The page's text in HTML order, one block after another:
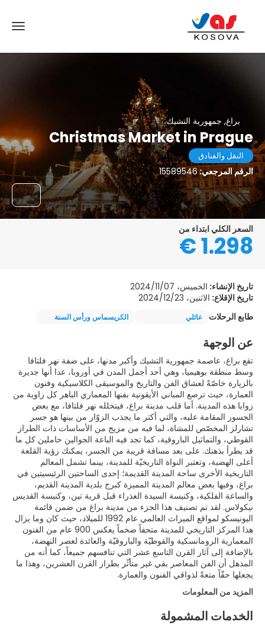
براغ, جمهورية التشيك
Christmas Market in Prague
النقل والفنادق
الرقم المرجعي:15589546
السعر الكلي ابتداء من
1.298 €
تاريخ الإنشاء: الخميس، 2024/11/07
تاريخ الإقلاع: الاثنين، 2024/12/23
طابع الرحلات
عائلي الكريسماس ورأس السنة
عن الوجهة
تقع براغ، عاصمة جمهورية التشيك وأكبر مدنها، على ضفة نهر فلتافا
وسط منطقة بوهيميا، وهي أحد أجمل المدن في أوروبا، عدا أنها جديرة
بالزيارة خاصّةً لعشاق الفن والتاريخ والموسيقى الكلاسيكية وفنون
العمارة، حيث ترصع المباني الأيقونية بفنها المعماري الباهر كل زاوية من
زوايا هذه المدينة. أما قلب مدينة براغ، فيتخلله نهر فلتافا، مع بعض
الجسور المقامة عليه، والتي أكثر ما يجذب الزوّار من بينها هو جسر
تشارلز المخصّص للمشاة، لما فيه من مزيج من الأساسات ذات الطراز
القوطي، والتماثيل الباروقية، كما تجد فيه الباعة الجوالين حاملين كل ما
قد يطرأ بذهنك. على بعد مسافة قريبة من الجسر، يمكنك رؤية القلعة
أعلى الهضبة، وتعتبر النواة التاريخيّة للمدينة، بينما تشمل المعالم
التاريخية الأخرى ساحة المدينة القديمة؛ إحدى الساحتين الرئيسيتين في
براغ، وفيها بعض معالم المدينة المميزة كبرج بلدية المدينة القديم،
والساعة الفلكية، وكنيسة السيدة العذراء قبل قرية تين، وكنيسة القديس
نيكولاس. لقد تم تصنيف هذا الجزء من مدينة براغ من ضمن قائمة
اليونيسكو لمواقع الميراث العالمي عام 1992 للميلاد، حيث كان وما يزال
هذا المركز التاريخي للمدينة متحفاً ضخماً يعكس 900 عام من الفنون
المعمارية الرومانسكية والقوطيّة والباروقيّة والعائدة لعصر النهضة،
بالإضافة إلى آثار القرن التاسع عشر التي تنافسهم جميعاً، كما أنه من
المذهل أن الفن المعاصر بقي غير متأثّر بطراز القرن العشرين، وهذا ما
يجعلها حقّاً متعةً لذواقي الفنون والعمارة.
المزيد من المعلومات
الخدمات المشمولة